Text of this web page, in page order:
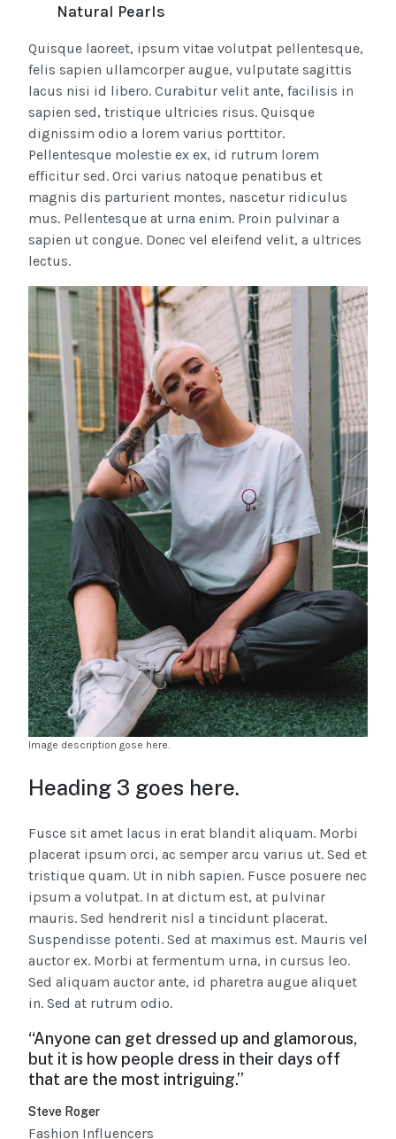
Natural Pearls
Quisque laoreet, ipsum vitae volutpat pellentesque,
felis sapien ullamcorper augue, vulputate sagittis
lacus nisi id libero. Curabitur velit ante, facilisis in
sapien sed, tristique ultricies risus. Quisque
dignissim odio a lorem varius porttitor.
Pellentesque molestie ex ex, id rutrum lorem
efficitur sed. Orci varius natoque penatibus et
magnis dis parturient montes, nascetur ridiculus
mus. Pellentesque at urna enim. Proin pulvinar a
sapien ut congue. Donec vel eleifend velit, a ultrices
lectus.
Image description gose here.
Heading 3 goes here.
Fusce sit amet lacus in erat blandit aliquam. Morbi
placerat ipsum orci, ac semper arcu varius ut. Sed et
tristique quam. Ut in nibh sapien. Fusce posuere nec
ipsum a volutpat. In at dictum est, at pulvinar
mauris. Sed hendrerit nisl a tincidunt placerat.
Suspendisse potenti. Sed at maximus est. Mauris vel
auctor ex. Morbi at fermentum urna, in cursus leo.
Sed aliquam auctor ante, id pharetra augue aliquet
in. Sed at rutrum odio.
“Anyone can get dressed up and glamorous,
but it is how people dress in their days off
that are the most intriguing.”
Steve Roger
Fashion Influencers